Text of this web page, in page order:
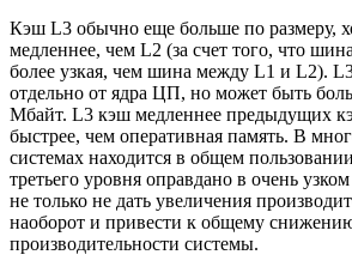
Кэш L3 обычно еще больше по размеру,
медленнее, чем L2 (за счет того, что
более узкая, чем шина между L1 и L2).
отдельно от ядра ЦП, но может быть
Мбайт. L3 кэш медленнее предыдущих
быстрее, чем оперативная память. В
системах находится в общем
третьего уровня оправдано в очень
не только не дать увеличения
наоборот и привести к общему
производительности системы.